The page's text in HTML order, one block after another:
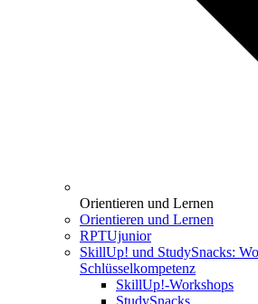
Orientieren und Lernen
Orientieren und Lernen
RPTUjunior
SkillUp! und StudySnacks:
Schlüsselkompetenz
SkillUp!-Workshops